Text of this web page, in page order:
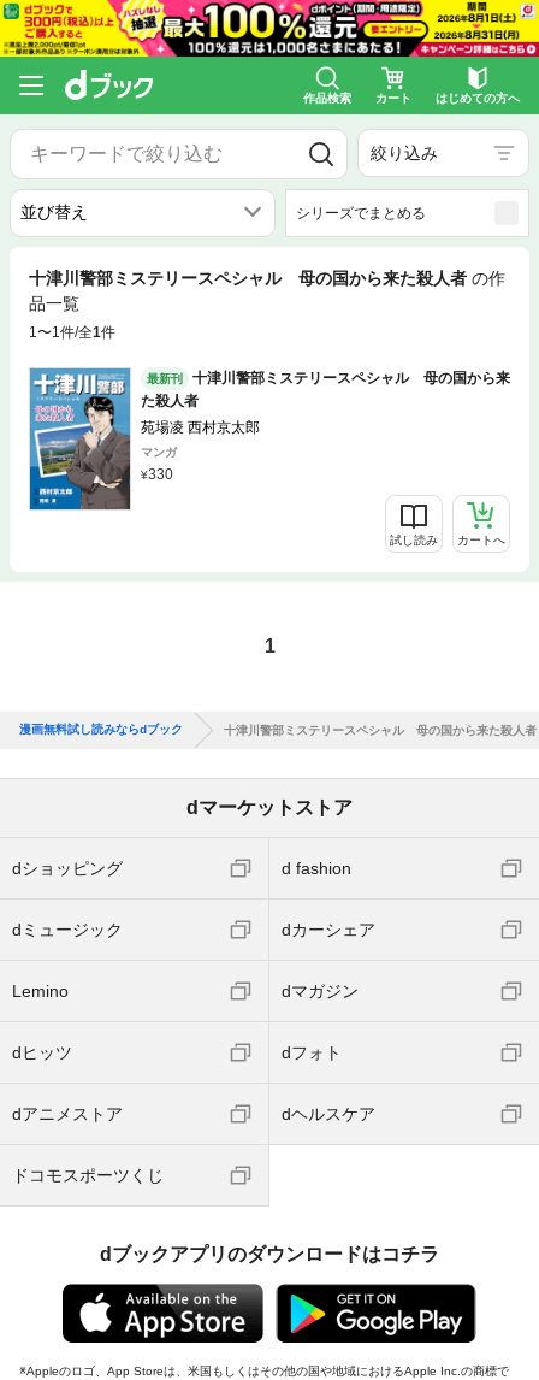
作品検索 カート はじめての方へ
絞り込み
シリーズでまとめる
十津川警部ミステリースペシャル 母の国から来た殺人者 の作
品一覧
1〜1件/全1件
最新刊
十津川警部ミステリースペシャル 母の国から来
た殺人者
苑場凌 西村京太郎
マンガ
330
試し読み カートへ
1
漫画無料試し読みならdブック 十津川警部ミステリースペシャル 母の国から来た殺人者
dマーケットストア
dショッピング d fashion
dミュージック dカーシェア
Lemino dマガジン
dヒッツ dフォト
dアニメストア dヘルスケア
ドコモスポーツくじ
dブックアプリのダウンロードはコチラ
Appleのロゴ、App Storeは、米国もしくはその他の国や地域におけるApple Inc.の商標で